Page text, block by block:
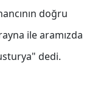
doğru
ile aramızda
dedi.